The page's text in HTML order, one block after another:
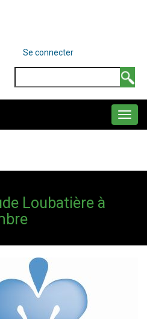
MENU
COMPTE
DE
Se connecter
Loubatière à